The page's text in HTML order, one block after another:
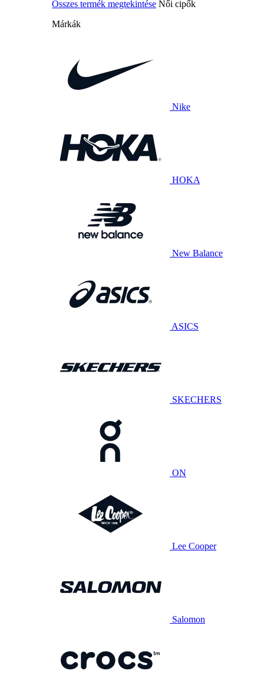
Összes termék megtekintése Női cipők
Márkák
Nike
HOKA
New Balance
ASICS
SKECHERS
ON
Lee Cooper
Salomon